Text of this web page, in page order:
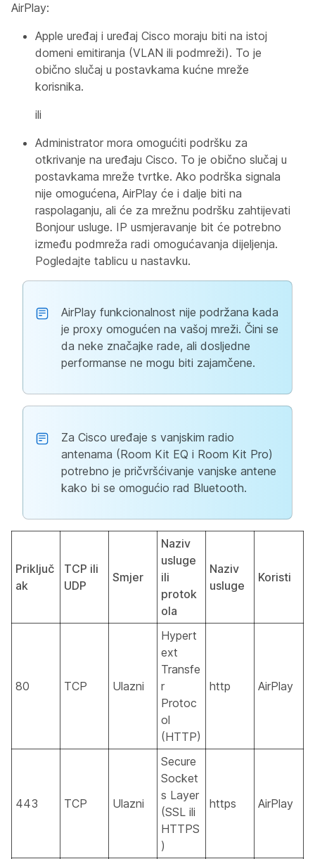
AirPlay:
Apple uređaj i uređaj Cisco moraju biti na istoj
domeni emitiranja (VLAN ili podmreži). To je
obično slučaj u postavkama kućne mreže
korisnika.
ili
Administrator mora omogućiti podršku za
otkrivanje na uređaju Cisco. To je obično slučaj u
postavkama mreže tvrtke. Ako podrška signala
nije omogućena, AirPlay će i dalje biti na
raspolaganju, ali će za mrežnu podršku zahtijevati
Bonjour usluge. IP usmjeravanje bit će potrebno
između podmreža radi omogućavanja dijeljenja.
Pogledajte tablicu u nastavku.
AirPlay funkcionalnost nije podržana kada
je proxy omogućen na vašoj mreži. Čini se
da neke značajke rade, ali dosljedne
performanse ne mogu biti zajamčene.
Za Cisco uređaje s vanjskim radio
antenama (Room Kit EQ i Room Kit Pro)
potrebno je pričvršćivanje vanjske antene
kako bi se omogućio rad Bluetooth.
Priključ
ak
TCP ili
UDP
Smjer
Naziv
usluge
ili
protok
ola
Naziv
usluge
Koristi
80 TCP Ulazni
Hypert
ext
Transfe
r
Protoc
ol
(HTTP)
http AirPlay
443 TCP Ulazni
Secure
Socket
s Layer
(SSL ili
HTTPS
)
https AirPlay